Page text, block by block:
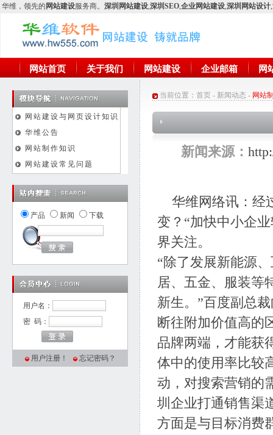
华维 ，领先的 网站建设服务商。 深圳网站建设,深圳SEO,企业网站建设,深圳网站设计,
网站首页 关于我们 网站建设 企业邮箱 网
网站建设与网页设计知识
华维公告
网站制作知识
网站建设常见问题
产品 新闻 下载
用户名：
密 码：
用户注册！ 忘记密码？
当前位置： 首页 - 新闻动态 - 网站
新闻来源：
华维网络讯：经
变？“加快中小企
界关注。
“除了发展新能源
居、五金、服装等
新生。”百度副总
断往附加价值高的
品牌两端，才能获
体中的使用率比较
动，对搜索营销的
圳企业打通销售渠
方面是与目标消费